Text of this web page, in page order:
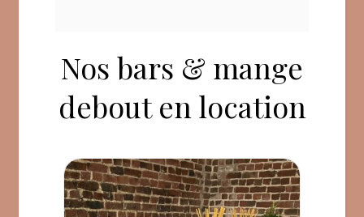
Nos bars & mange
debout en location